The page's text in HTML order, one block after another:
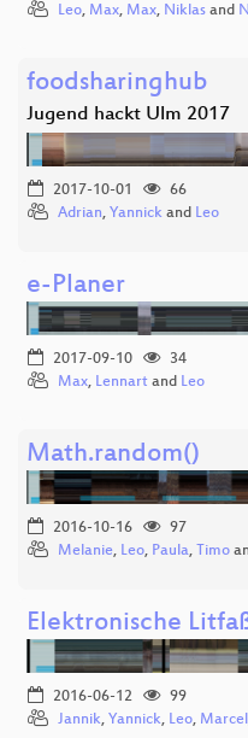
Leo, Max, Max, Niklas and
foodsharinghub
Jugend hackt Ulm 2017
2017-10-01
66
Adrian, Yannick and Leo
e-Planer
2017-09-10
34
Max, Lennart and Leo
Math.random()
2016-10-16
97
Melanie, Leo, Paula, Timo
Elektronische
2016-06-12
99
Jannik, Yannick, Leo, Marcel